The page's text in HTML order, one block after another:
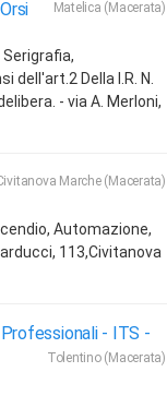
Matelica (Macerata)
Della l.R. N.
- via A. Merloni,
Marche (Macerata)
Automazione,
113,Civitanova
- ITS -
Tolentino (Macerata)